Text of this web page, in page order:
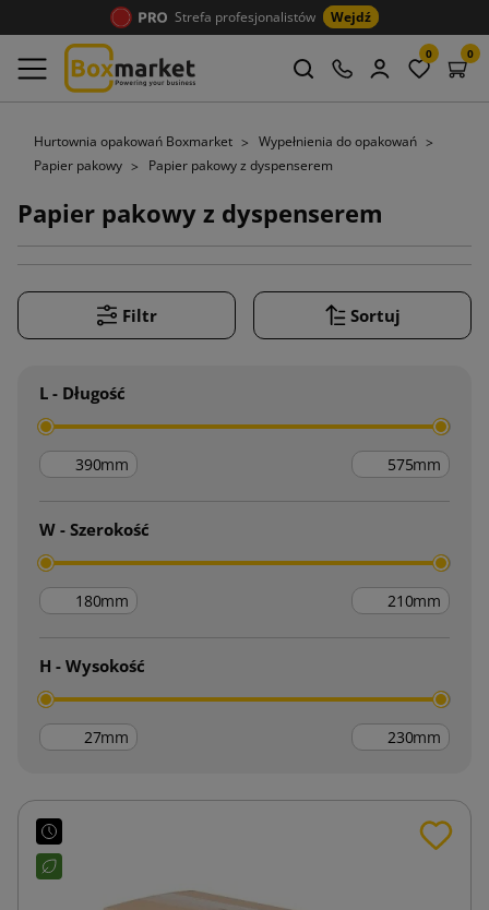
Strefa profesjonalistów Wejdź
0 0
Hurtownia opakowań Boxmarket
Wypełnienia do opakowań
Papier pakowy
Papier pakowy z dyspenserem
Papier pakowy z dyspenserem
Filtr Sortuj
L - Długość
mm mm
W - Szerokość
mm mm
H - Wysokość
mm mm